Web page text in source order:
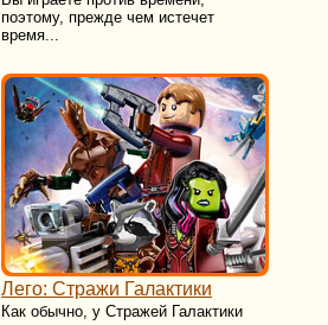
поэтому, прежде чем истечет
время...
Лего: Стражи Галактики
Как обычно, у Стражей Галактики